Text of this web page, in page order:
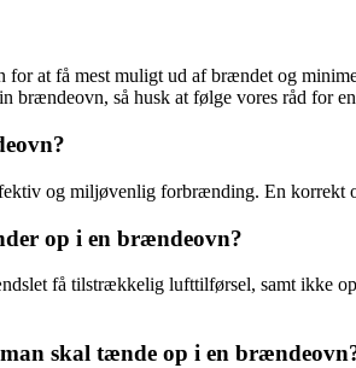
at få mest muligt ud af brændet og
brændeovn, så husk at følge vores råd for
og miljøvenlig forbrænding. En
op i en brændeovn?
få tilstrækkelig lufttilførsel, samt ikke
skal tænde op i en